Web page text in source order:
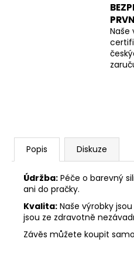
Naše
Popis Diskuze
Údržba: Péče o barevný
ani do pračky.
Kvalita: Naše výrobky
jsou ze zdravotně
Závěs můžete koupit